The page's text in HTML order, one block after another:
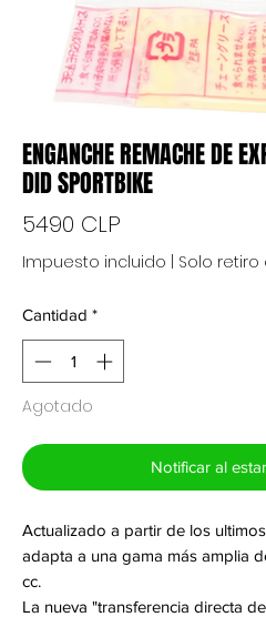
ENGANCHE REMACHE DE
DID SPORTBIKE
5490 CLP
Impuesto incluido Solo retiro
Cantidad *
Agotado
Notificar al
Actualizado a partir de los
adapta a una gama más amplia
cc.
La nueva "transferencia directa